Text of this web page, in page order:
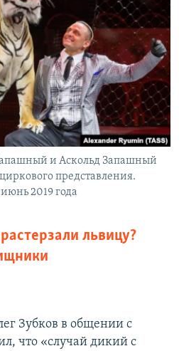
и Аскольд Запашный
представления.
2019 года
львицу?
Зубков в общении с
что «случай дикий с